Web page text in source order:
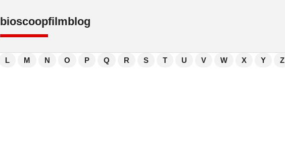
bioscoopfilmblog
L M N O P Q R S T U V W X Y Z